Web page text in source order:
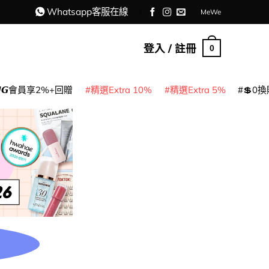
Whatsapp客服在線 MeWe
登入 / 註冊 0
員享2%+回贈 精選Extra 10% 精選Extra 5% 💲0換